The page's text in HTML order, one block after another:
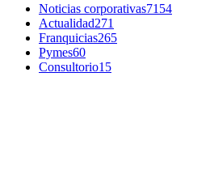
Noticias corporativas7154
Actualidad271
Franquicias265
Pymes60
Consultorio15